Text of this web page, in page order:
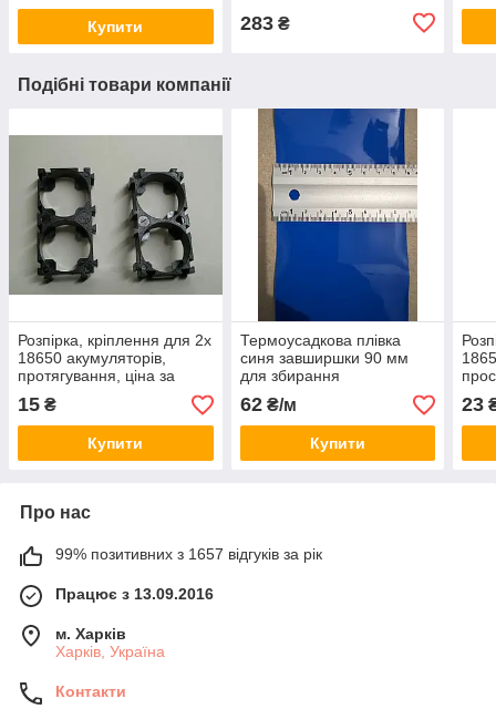
Купити 283₴
Подібні товари компанії
Розпірка, кріплення для 2х
18650 акумуляторів,
протягування, ціна за
пару
15 ₴
Купити
Термоусадкова плівка
синя завширшки 90 мм
для збирання
акумуляторів, ціна за 1
метр
62₴/м
Купити
23
Про нас
99% позитивних з 1657 відгуків за рік
Працює з 13.09.2016
м. Харків
Харків, Україна
Контакти